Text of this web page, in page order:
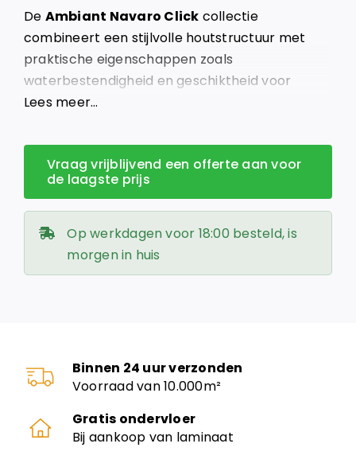
€ 42,95.
€ 36,51.
De Ambiant Navaro Click collectie
combineert een stijlvolle houtstructuur met
praktische eigenschappen zoals
waterbestendigheid en geschiktheid voor
vloerverwarming, ideaal voor elk interieur.
Lees meer…
Vraag vrijblijvend een offerte aan voor
de laagste prijs
Op werkdagen voor 18:00 besteld, is
morgen in huis
Binnen 24 uur verzonden
Voorraad van 10.000m²
Gratis ondervloer
Bij aankoop van laminaat